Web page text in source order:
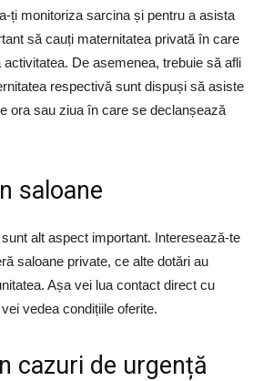
ți monitoriza sarcina și pentru a asista
să cauți maternitatea privată în care
De asemenea, trebuie să afli
respectivă sunt dispuși să asiste
ora sau ziua în care se declanșează
saloane
alt aspect important. Interesează-te
saloane private, ce alte dotări au
Așa vei lua contact direct cu
vedea condițiile oferite.
cazuri de urgență